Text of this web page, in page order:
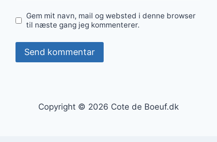
Gem mit navn, mail og websted i denne browser
til næste gang jeg kommenterer.
Copyright © 2026 Cote de Boeuf.dk